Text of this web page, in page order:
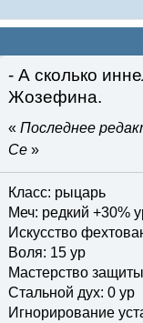
- А сколько
Жозефина.
« Последнее
Се»
Класс: рыцарь
Меч: редкий +30%
Искусство
Воля: 15 ур
Мастерство
Стальной дух: 0 ур
Игнорирование